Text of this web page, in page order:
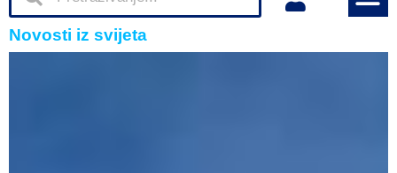
Novosti iz svijeta